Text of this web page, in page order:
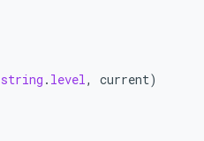
string . level, current)